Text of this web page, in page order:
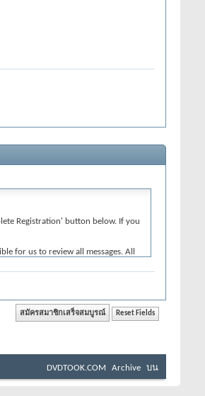
Registration' button below. If you
for us to review all messages. All
DVDTOOK.COM Archive บน